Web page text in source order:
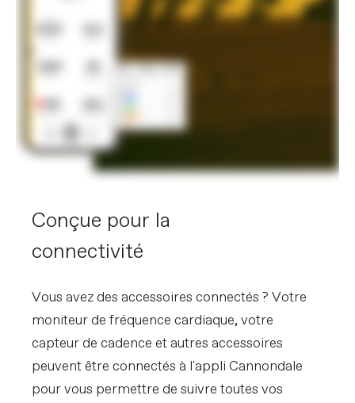
Conçue pour la
connectivité
Vous avez des accessoires connectés ? Votre
moniteur de fréquence cardiaque, votre
capteur de cadence et autres accessoires
peuvent être connectés à l'appli Cannondale
pour vous permettre de suivre toutes vos